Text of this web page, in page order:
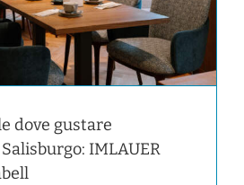
dove gustare
IMLAUER